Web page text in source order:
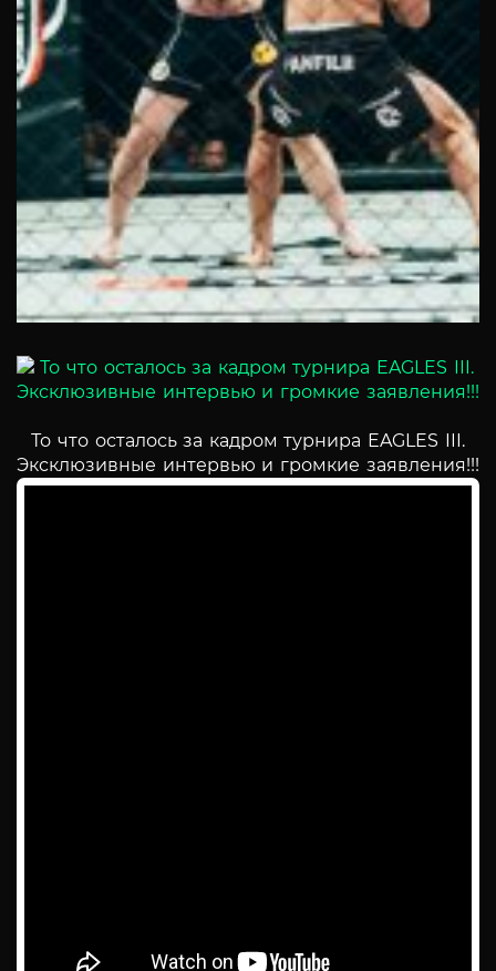
То что осталось за кадром турнира EAGLES III.
Эксклюзивные интервью и громкие заявления!!!